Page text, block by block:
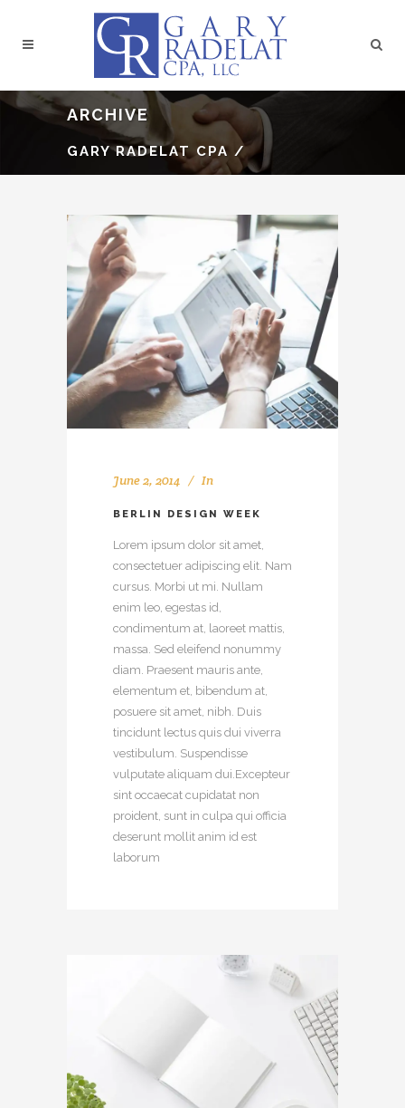
ARCHIVE
GARY RADELAT CPA /
June 2, 2014 In
BERLIN DESIGN WEEK
Lorem ipsum dolor sit amet,
consectetuer adipiscing elit. Nam
cursus. Morbi ut mi. Nullam
enim leo, egestas id,
condimentum at, laoreet mattis,
massa. Sed eleifend nonummy
diam. Praesent mauris ante,
elementum et, bibendum at,
posuere sit amet, nibh. Duis
tincidunt lectus quis dui viverra
vestibulum. Suspendisse
vulputate aliquam dui.Excepteur
sint occaecat cupidatat non
proident, sunt in culpa qui officia
deserunt mollit anim id est
laborum